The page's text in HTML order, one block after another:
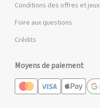
Conditions des offres et jeux
Foire aux questions
Crédits
Moyens de paiement